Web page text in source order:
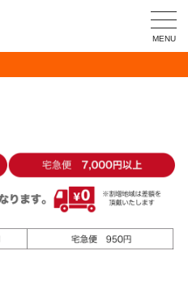
MENU